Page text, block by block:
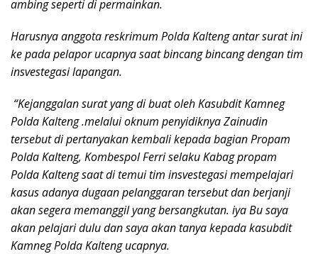
ambing seperti di permainkan.
Harusnya anggota reskrimum Polda Kalteng antar surat ini
ke pada pelapor ucapnya saat bincang bincang dengan tim
insvestegasi lapangan.
“Kejanggalan surat yang di buat oleh Kasubdit Kamneg
Polda Kalteng .melalui oknum penyidiknya Zainudin
tersebut di pertanyakan kembali kepada bagian Propam
Polda Kalteng, Kombespol Ferri selaku Kabag propam
Polda Kalteng saat di temui tim insvestegasi mempelajari
kasus adanya dugaan pelanggaran tersebut dan berjanji
akan segera memanggil yang bersangkutan. iya Bu saya
akan pelajari dulu dan saya akan tanya kepada kasubdit
Kamneg Polda Kalteng ucapnya.